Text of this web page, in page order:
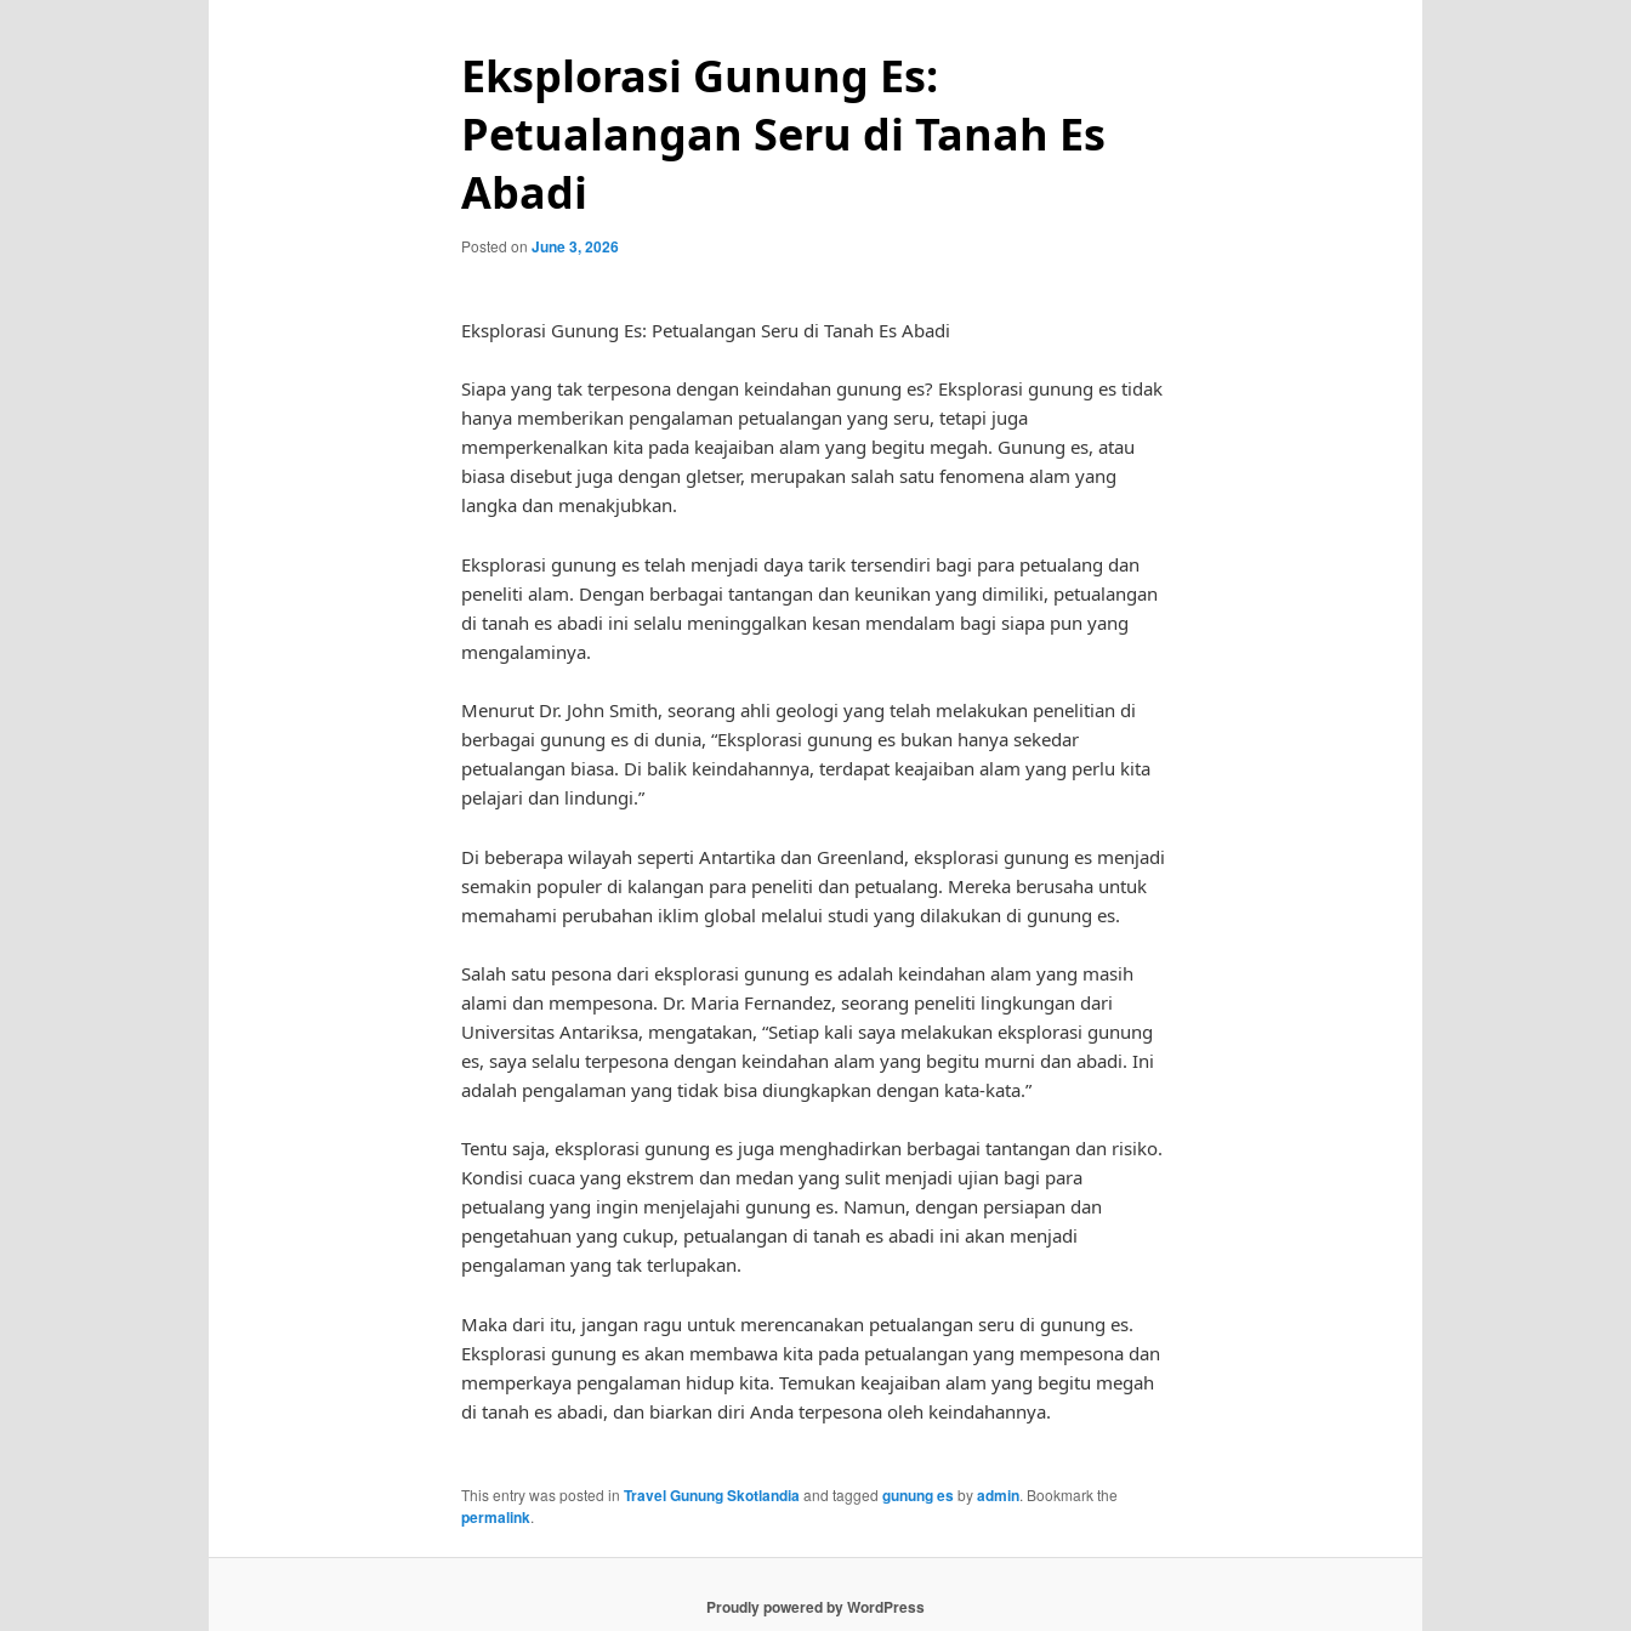
Eksplorasi Gunung Es:
Petualangan Seru di Tanah Es
Abadi
Posted on June 3, 2026
Eksplorasi Gunung Es: Petualangan Seru di Tanah Es Abadi
Siapa yang tak terpesona dengan keindahan gunung es? Eksplorasi gunung es tidak
hanya memberikan pengalaman petualangan yang seru, tetapi juga
memperkenalkan kita pada keajaiban alam yang begitu megah. Gunung es, atau
biasa disebut juga dengan gletser, merupakan salah satu fenomena alam yang
langka dan menakjubkan.
Eksplorasi gunung es telah menjadi daya tarik tersendiri bagi para petualang dan
peneliti alam. Dengan berbagai tantangan dan keunikan yang dimiliki, petualangan
di tanah es abadi ini selalu meninggalkan kesan mendalam bagi siapa pun yang
mengalaminya.
Menurut Dr. John Smith, seorang ahli geologi yang telah melakukan penelitian di
berbagai gunung es di dunia, “Eksplorasi gunung es bukan hanya sekedar
petualangan biasa. Di balik keindahannya, terdapat keajaiban alam yang perlu kita
pelajari dan lindungi.”
Di beberapa wilayah seperti Antartika dan Greenland, eksplorasi gunung es menjadi
semakin populer di kalangan para peneliti dan petualang. Mereka berusaha untuk
memahami perubahan iklim global melalui studi yang dilakukan di gunung es.
Salah satu pesona dari eksplorasi gunung es adalah keindahan alam yang masih
alami dan mempesona. Dr. Maria Fernandez, seorang peneliti lingkungan dari
Universitas Antariksa, mengatakan, “Setiap kali saya melakukan eksplorasi gunung
es, saya selalu terpesona dengan keindahan alam yang begitu murni dan abadi. Ini
adalah pengalaman yang tidak bisa diungkapkan dengan kata-kata.”
Tentu saja, eksplorasi gunung es juga menghadirkan berbagai tantangan dan risiko.
Kondisi cuaca yang ekstrem dan medan yang sulit menjadi ujian bagi para
petualang yang ingin menjelajahi gunung es. Namun, dengan persiapan dan
pengetahuan yang cukup, petualangan di tanah es abadi ini akan menjadi
pengalaman yang tak terlupakan.
Maka dari itu, jangan ragu untuk merencanakan petualangan seru di gunung es.
Eksplorasi gunung es akan membawa kita pada petualangan yang mempesona dan
memperkaya pengalaman hidup kita. Temukan keajaiban alam yang begitu megah
di tanah es abadi, dan biarkan diri Anda terpesona oleh keindahannya.
This entry was posted in Travel Gunung Skotlandiaand tagged gunung esbyadmin. Bookmark the
permalink.
Proudly powered by WordPress